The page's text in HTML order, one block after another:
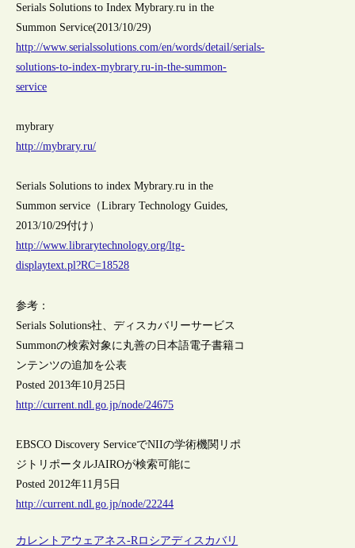
Serials Solutions to Index Mybrary.ru in the
Summon Service(2013/10/29)
http://www.serialssolutions.com/en/words/detail/serials-
solutions-to-index-mybrary.ru-in-the-summon-
service
mybrary
http://mybrary.ru/
Serials Solutions to index Mybrary.ru in the
Summon service（Library Technology Guides,
2013/10/29付け）
http://www.librarytechnology.org/ltg-
displaytext.pl?RC=18528
参考：
Serials Solutions社、ディスカバリーサービス
Summonの検索対象に丸善の日本語電子書籍コ
ンテンツの追加を公表
Posted 2013年10月25日
http://current.ndl.go.jp/node/24675
EBSCO Discovery ServiceでNIIの学術機関リポ
ジトリポータルJAIROが検索可能に
Posted 2012年11月5日
http://current.ndl.go.jp/node/22244
カレントアウェアネス-Rロシアディスカバリ